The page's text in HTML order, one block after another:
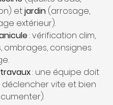
et jardin (arrosage,
extérieur).
: vérification clim,
ombrages, consignes
: une équipe doit
déclencher vite et bien